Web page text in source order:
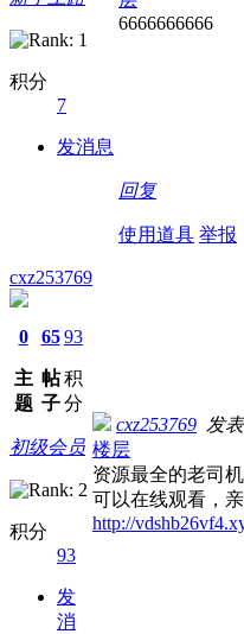
积分
7
发消息
6666666666
回复
使用道具 举报
cxz253769
0
主
题
65
帖
子
93
积
分
初级会员
积分
93
发
消
cxz253769 发
楼层
资源最全的老司
可以在线观看，亲
http://